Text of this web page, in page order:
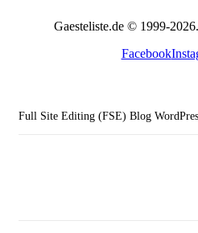
Gaesteliste.de © 1999-
Facebook
Full Site Editing (FSE) Blog